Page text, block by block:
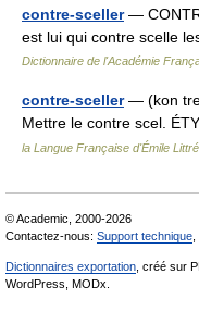
contre-sceller—
est lui qui contre scelle
Dictionnaire de l'Académie
contre-sceller— (kon tre
Mettre le contre scel.
la Langue Française d'Émile Littré
© Academic, 2000-2026
Contactez-nous: Support technique
Dictionnaires exportation , créé sur
WordPress, MODx.